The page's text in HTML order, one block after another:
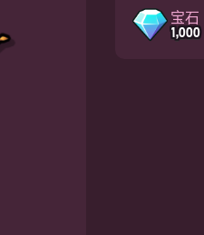
宝石
1,000